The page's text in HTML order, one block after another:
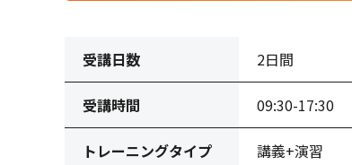
受講日数 2日間
受講時間 09:30-17:30
トレーニングタイプ 講義+演習